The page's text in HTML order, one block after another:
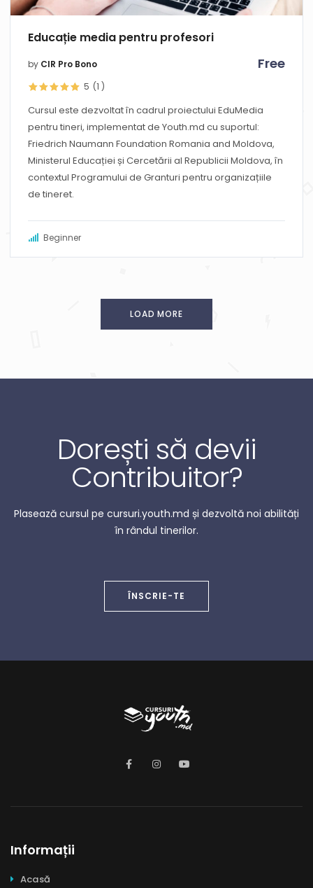
Educație media pentru profesori
by CIR Pro Bono Free
5 (1 )
Cursul este dezvoltat în cadrul proiectului EduMedia
pentru tineri, implementat de Youth.md cu suportul:
Friedrich Naumann Foundation Romania and Moldova,
Ministerul Educației și Cercetării al Republicii Moldova, în
contextul Programului de Granturi pentru organizațiile
de tineret.
Beginner
LOAD MORE
Dorești să devii
Contribuitor?
Plasează cursul pe cursuri.youth.md și dezvoltă noi abilități
în rândul tinerilor.
ÎNSCRIE-TE
Informații
Acasă